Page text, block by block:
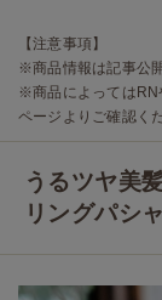
【注意事項】
※商品情報は記事公
※商品によってはRN
ページよりご確認く
うるツヤ美
リングパシ